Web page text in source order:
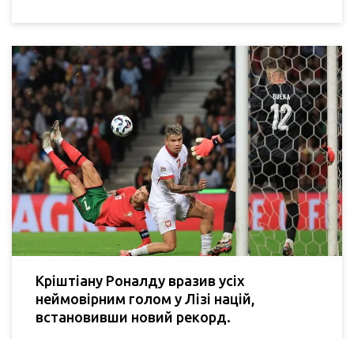
Кріштіану Роналду вразив усіх
неймовірним голом у Лізі націй,
встановивши новий рекорд.